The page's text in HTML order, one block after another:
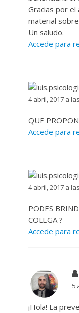
Gracias por
material
Un saludo.
Accede para
4 abril, 2017 a
QUE
Accede para
4 abril, 2017 a
PODES
COLEGA ?
Accede para
5
¡Hola! La